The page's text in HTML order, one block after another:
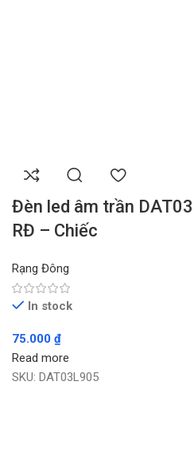
Đèn led âm trần
RĐ – Chiếc
Rạng Đông
In stock
75.000 ₫
Read more
SKU: DAT03L905